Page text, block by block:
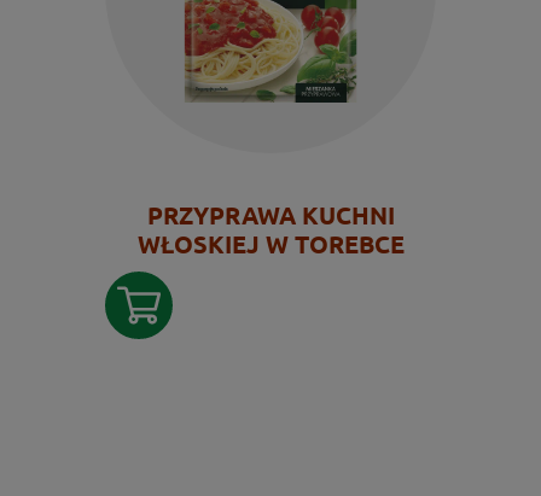
PRZYPRAWA KUCHNI
WŁOSKIEJ W TOREBCE